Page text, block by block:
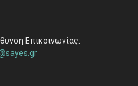
Επικοινωνίας: